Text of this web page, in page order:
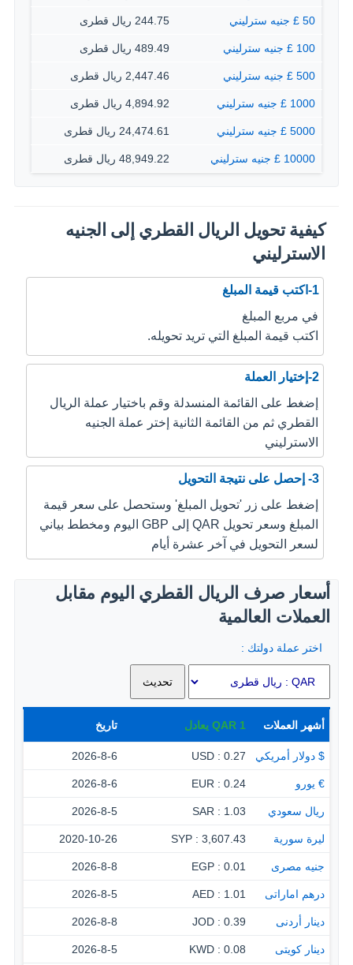
50 £ جنيه سترليني 244.75 ريال قطرى
100 £ جنيه سترليني 489.49 ريال قطرى
500 £ جنيه سترليني 2,447.46 ريال قطرى
1000 £ جنيه سترليني 4,894.92 ريال قطرى
5000 £ جنيه سترليني 24,474.61 ريال قطرى
10000 £ جنيه سترليني 48,949.22 ريال قطرى
كيفية تحويل الريال القطري إلى الجنيه
الاسترليني
1-اكتب قيمة المبلغ
في مربع المبلغ
اكتب قيمة المبلغ التي تريد تحويله.
2-إختيار العملة
إضغط على القائمة المنسدلة وقم باختيار عملة الريال
القطري ثم من القائمة الثانية إختر عملة الجنيه
الاسترليني
3- إحصل على نتيجة التحويل
إضغط على زر 'تحويل المبلغ' وستحصل على سعر قيمة
المبلغ وسعر تحويل QAR إلى GBP اليوم ومخطط بياني
لسعر التحويل في آخر عشرة أيام
أسعار صرف الريال القطري اليوم مقابل
العملات العالمية
اختر عملة دولتك :
أشهر العملات 1
QAR يعادل تاريخ
$ دولار أمريكي 0.27 : USD
2026-8-6
€ يورو 0.24 : EUR
2026-8-6
ريال سعودي 1.03 : SAR
2026-8-5
ليرة سورية 3,607.43 : SYP
2020-10-26
جنيه مصرى 0.01 : EGP
2026-8-8
درهم اماراتى 1.01 : AED
2026-8-5
دينار أردنى 0.39 : JOD
2026-8-8
دينار كويتى 0.08 : KWD
2026-8-5